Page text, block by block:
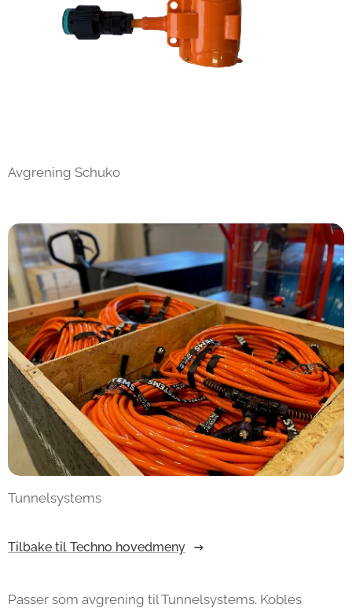
Avgrening Schuko
Tunnelsystems
Tilbake til Techno hovedmeny
Passer som avgrening til Tunnelsystems. Kobles